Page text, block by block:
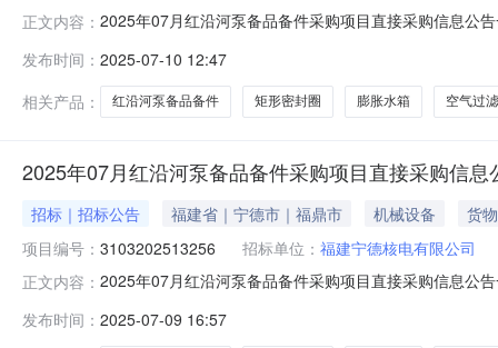
正文内容： 2025年07月红沿河泵备品备件采购项目直接采购信息公
罩密封垫膨胀水箱[21661750VOLVOPENTA]空气过滤器
发布时间： 2025-07-10 12:47
相关产品：
红沿河泵备品备件 矩形密封圈 膨胀水箱 空气过
2025年07月红沿河泵备品备件采购项目直接采购信息
招标｜招标公告 福建省｜宁德市｜福鼎市 机械设备
货物
项目编号： 3103202513256 招标单位： 福建宁德核电有限公司
正文内容： 2025年07月红沿河泵备品备件采购项目直接采购信息公
罩密封垫膨胀水箱[21661750VOLVOPENTA]空气过滤器
发布时间： 2025-07-09 16:57